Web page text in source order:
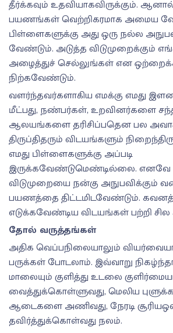
தீர்க்கவும் உதவியாகவிருக்கும்.
பயணங்கள் வெற்றிகரமாக அமைய
பிள்ளைகளுக்கு அது ஒரு நல்ல
வேண்டும். அடுத்த விடுமுறைக்கும்
அழைத்துச் செல்லுங்கள் என
நிற்கவேண்டும்.
வளர்ந்தவர்களாகிய எமக்கு எமது
மீட்பது, நண்பர்கள், உறவினர்களை
ஆலயங்களை தரிசிப்பதென பல
திருப்திதரும் விடயங்களும்
எமது பிள்ளைகளுக்கு அப்படி
இருக்கவேண்டுமெண்டில்லை.
விடுமுறையை நன்கு
பயணத்தை திட்டமிடவேண்டும்.
எடுக்கவேண்டிய விடயங்கள் பற்றி
தோல் வருத்தங்கள்
அதிக வெப்பநிலையாலும்
பருக்கள் போடலாம். இவ்வாறு
மாலையும் குளித்து உடலை
வைத்துக்கொள்ளுவது, மெலிய
ஆடைகளை அணிவது, நேரடி
தவிர்த்துக்கொள்வது நலம்.